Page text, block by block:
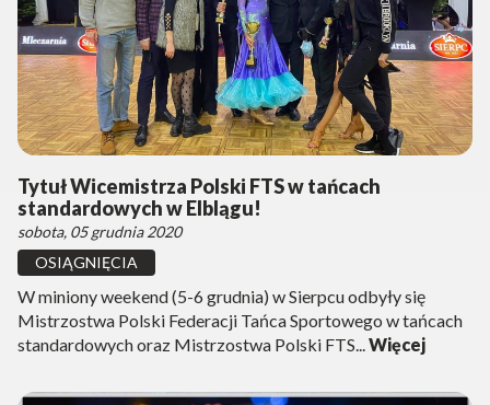
Tytuł Wicemistrza Polski FTS w tańcach
standardowych w Elblągu!
sobota, 05 grudnia 2020
OSIĄGNIĘCIA
W miniony weekend (5-6 grudnia) w Sierpcu odbyły się
Mistrzostwa Polski Federacji Tańca Sportowego w tańcach
standardowych oraz Mistrzostwa Polski FTS...Więcej